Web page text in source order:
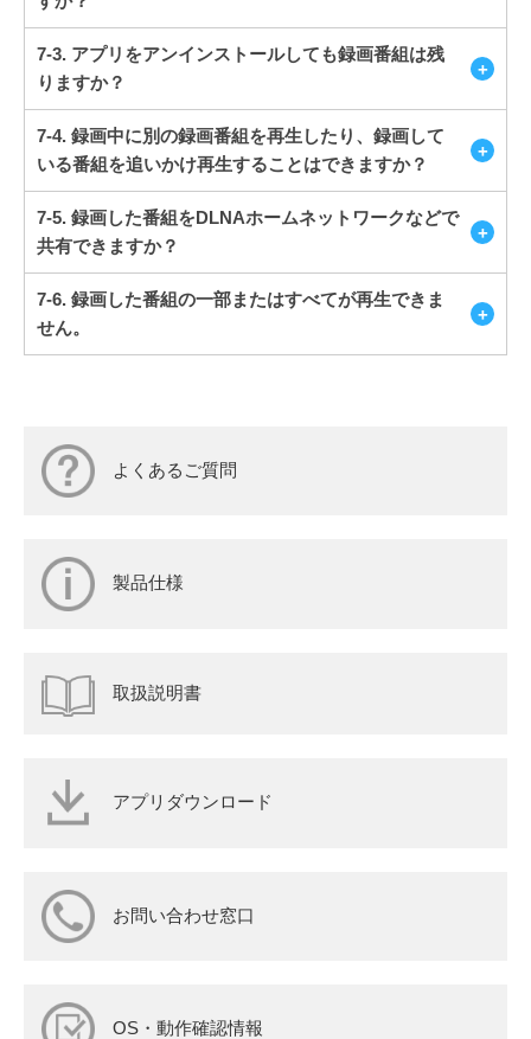
7-3. アプリをアンインストールしても録画番組は残
りますか？
7-4. 録画中に別の録画番組を再生したり、録画して
いる番組を追いかけ再生することはできますか？
7-5. 録画した番組をDLNAホームネットワークなどで
共有できますか？
7-6. 録画した番組の一部またはすべてが再生できま
せん。
よくあるご質問
製品仕様
取扱説明書
アプリダウンロード
お問い合わせ窓口
OS・動作確認情報